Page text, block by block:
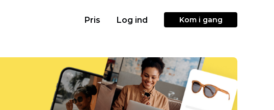
Pris Log ind Kom i gang